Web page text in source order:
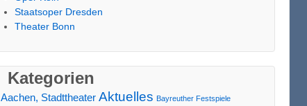
Staatsoper Dresden
Theater Bonn
Kategorien
Aachen, Stadttheater Aktuelles Bayreuther Festspiele